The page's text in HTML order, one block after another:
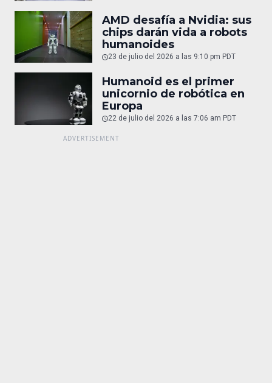
AMD desafía a Nvidia: sus
chips darán vida a robots
humanoides
23 de julio del 2026 a las 9:10 pm PDT
Humanoid es el primer
unicornio de robótica en
Europa
22 de julio del 2026 a las 7:06 am PDT